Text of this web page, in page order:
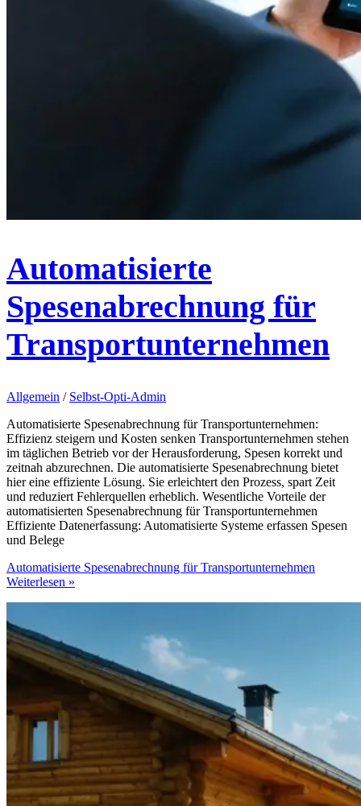
Automatisierte
Spesenabrechnung für
Transportunternehmen
Allgemein / Selbst-Opti-Admin
Automatisierte Spesenabrechnung für Transportunternehmen:
Effizienz steigern und Kosten senken Transportunternehmen stehen
im täglichen Betrieb vor der Herausforderung, Spesen korrekt und
zeitnah abzurechnen. Die automatisierte Spesenabrechnung bietet
hier eine effiziente Lösung. Sie erleichtert den Prozess, spart Zeit
und reduziert Fehlerquellen erheblich. Wesentliche Vorteile der
automatisierten Spesenabrechnung für Transportunternehmen
Effiziente Datenerfassung: Automatisierte Systeme erfassen Spesen
und Belege
Automatisierte Spesenabrechnung für Transportunternehmen
Weiterlesen »